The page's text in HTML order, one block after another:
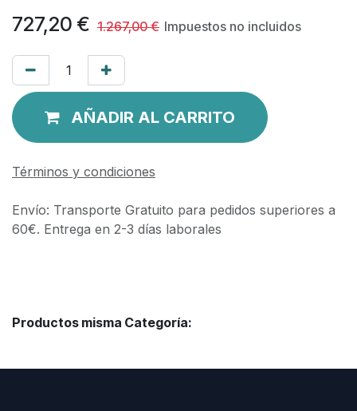
727,20 € 1.267,00€ Impuestos no incluidos
AÑADIR AL CARRITO
Términos y condiciones
Envío: Transporte Gratuito para pedidos superiores a
60€. Entrega en 2-3 días laborales
Productos misma Categoría: